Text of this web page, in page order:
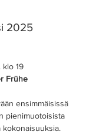
2025
klo 19
Frühe
ensimmäisissä
pienimuotoisista
kokonaisuuksia.